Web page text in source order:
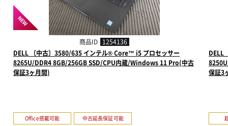
NEW
商品ID 1254136
DELL 〔中古〕3580/635 インテル® Core™ i5 プロセッサー
8265U/DDR4 8GB/256GB SSD/CPU内蔵/Windows 11 Pro(中古
保証3ヶ月間)
Office搭載可能 中古延長保証可能
DELL
保証3